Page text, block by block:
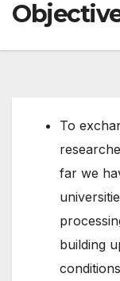
To
far we
building